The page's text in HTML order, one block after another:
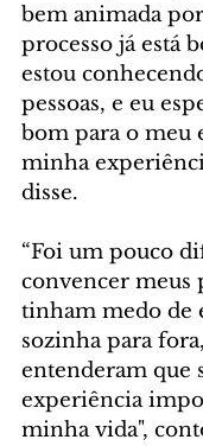
bem animada
processo já está
estou
pessoas, e eu
bom para o meu
minha
disse.
“Foi um pouco
convencer meus
tinham medo de
sozinha para
entenderam que
experiência
minha vida",